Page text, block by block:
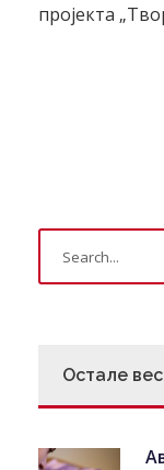
пројекта
Остале